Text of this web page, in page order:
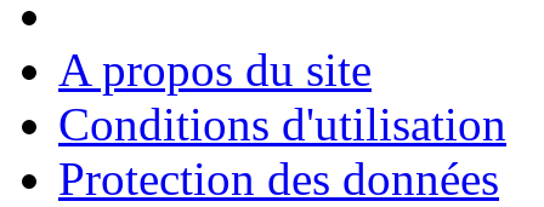
A propos du site
Conditions d'utilisation
Protection des données